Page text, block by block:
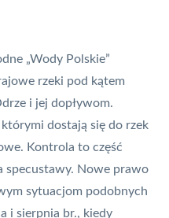
„Wody Polskie”
rzeki pod kątem
i jej dopływom.
dostają się do rzek
Kontrola to część
specustawy. Nowe prawo
sytuacjom podobnych
i sierpnia br., kiedy